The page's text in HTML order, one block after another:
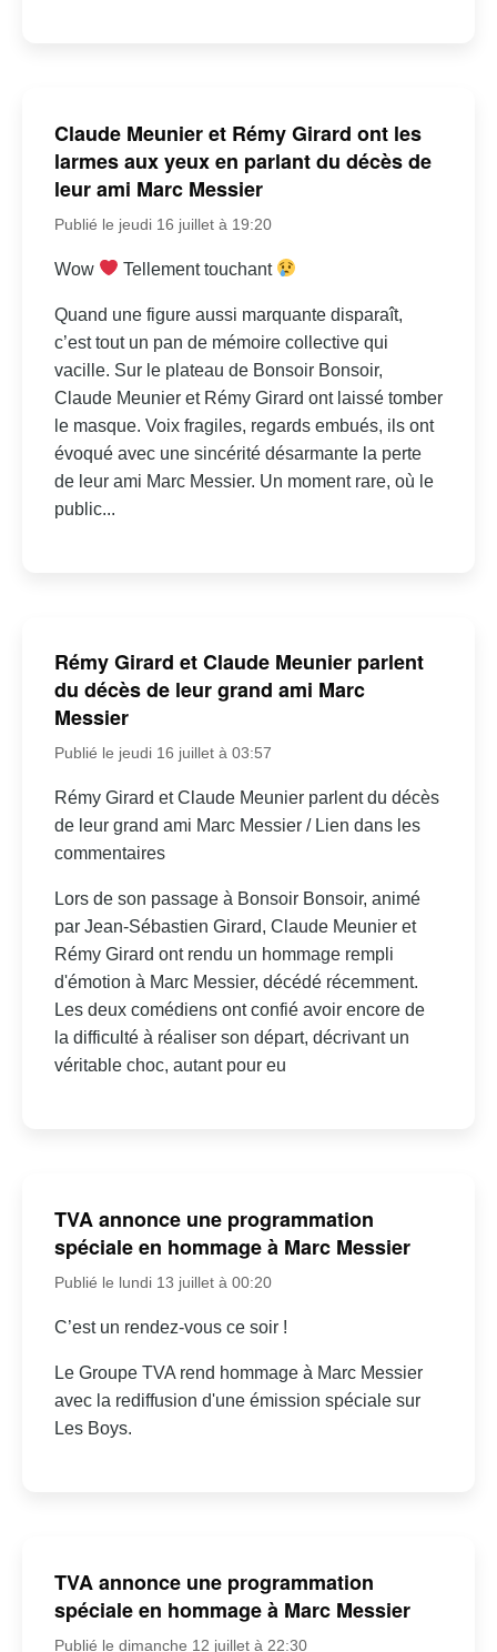
Claude Meunier et Rémy Girard ont les
larmes aux yeux en parlant du décès de
leur ami Marc Messier
Publié le jeudi 16 juillet à 19:20
Wow Tellement touchant
Quand une figure aussi marquante disparaît,
c’est tout un pan de mémoire collective qui
vacille. Sur le plateau de Bonsoir Bonsoir,
Claude Meunier et Rémy Girard ont laissé tomber
le masque. Voix fragiles, regards embués, ils ont
évoqué avec une sincérité désarmante la perte
de leur ami Marc Messier. Un moment rare, où le
public...
Rémy Girard et Claude Meunier parlent
du décès de leur grand ami Marc
Messier
Publié le jeudi 16 juillet à 03:57
Rémy Girard et Claude Meunier parlent du décès
de leur grand ami Marc Messier / Lien dans les
commentaires
Lors de son passage à Bonsoir Bonsoir, animé
par Jean-Sébastien Girard, Claude Meunier et
Rémy Girard ont rendu un hommage rempli
d'émotion à Marc Messier, décédé récemment.
Les deux comédiens ont confié avoir encore de
la difficulté à réaliser son départ, décrivant un
véritable choc, autant pour eu
TVA annonce une programmation
spéciale en hommage à Marc Messier
Publié le lundi 13 juillet à 00:20
C’est un rendez-vous ce soir !
Le Groupe TVA rend hommage à Marc Messier
avec la rediffusion d'une émission spéciale sur
Les Boys.
TVA annonce une programmation
spéciale en hommage à Marc Messier
Publié le dimanche 12 juillet à 22:30